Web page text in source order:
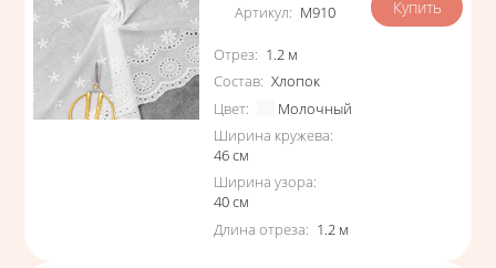
Артикул: М910
Характеристики
Отрез: 1.2 м
Состав: Хлопок
Цвет:
Молочный
Ширина кружева:
46см
Ширина узора:
40см
Длина отреза: 1.2 м